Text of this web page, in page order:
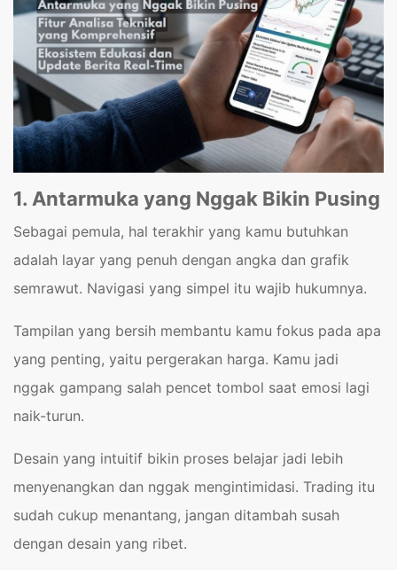
1. Antarmuka yang Nggak Bikin Pusing
Sebagai pemula, hal terakhir yang kamu butuhkan
adalah layar yang penuh dengan angka dan grafik
semrawut. Navigasi yang simpel itu wajib hukumnya.
Tampilan yang bersih membantu kamu fokus pada apa
yang penting, yaitu pergerakan harga. Kamu jadi
nggak gampang salah pencet tombol saat emosi lagi
naik-turun.
Desain yang intuitif bikin proses belajar jadi lebih
menyenangkan dan nggak mengintimidasi. Trading itu
sudah cukup menantang, jangan ditambah susah
dengan desain yang ribet.